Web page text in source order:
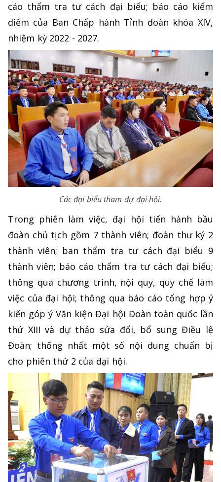
cáo thẩm tra tư cách đại biểu; báo cáo kiểm
điểm của Ban Chấp hành Tỉnh đoàn khóa XIV,
nhiệm kỳ 2022 - 2027.
Các đại biểu tham dự đại hội.
Trong phiên làm việc, đại hội tiến hành bầu
đoàn chủ tịch gồm 7 thành viên; đoàn thư ký 2
thành viên; ban thẩm tra tư cách đại biểu 9
thành viên; báo cáo thẩm tra tư cách đại biểu;
thông qua chương trình, nội quy, quy chế làm
việc của đại hội; thông qua báo cáo tổng hợp ý
kiến góp ý Văn kiện Đại hội Đoàn toàn quốc lần
thứ XIII và dự thảo sửa đổi, bổ sung Điều lệ
Đoàn; thống nhất một số nội dung chuẩn bị
cho phiên thứ 2 của đại hội.